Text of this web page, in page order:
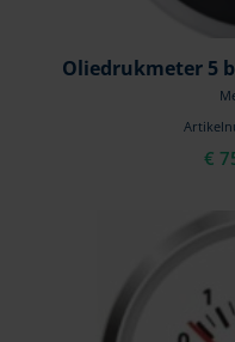
Oliedrukmeter 5
€